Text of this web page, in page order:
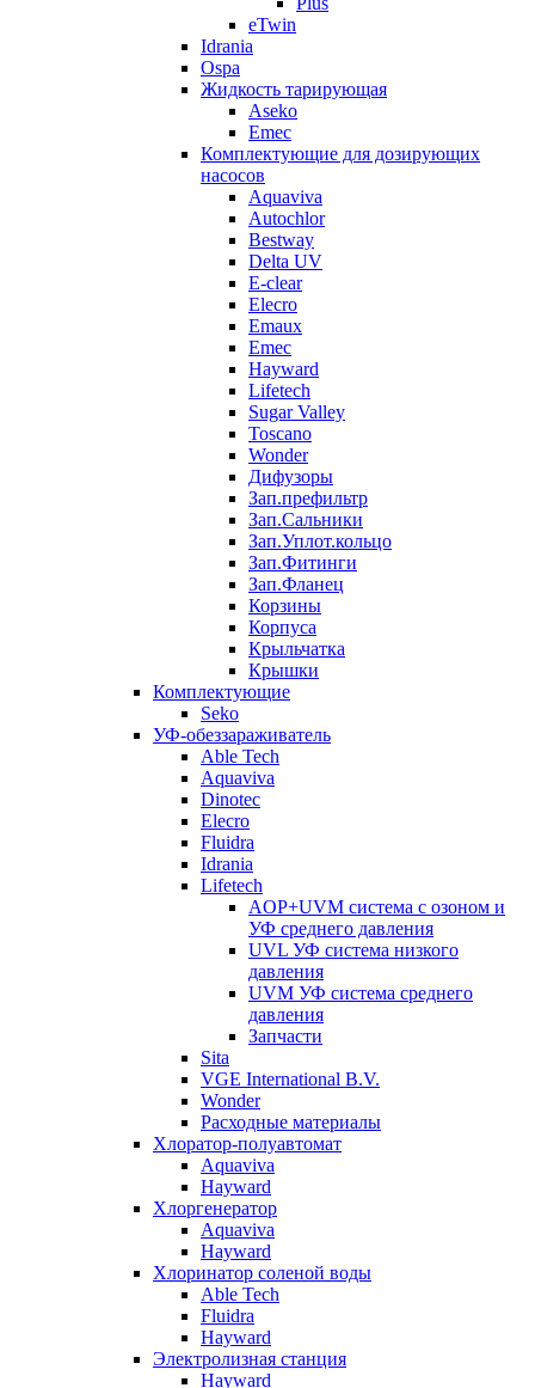
eTwin
Idrania
Ospa
Жидкость тарирующая
Aseko
Emec
Комплектующие для дозирующих
насосов
Aquaviva
Autochlor
Bestway
Delta UV
E-clear
Elecro
Emaux
Emec
Hayward
Lifetech
Sugar Valley
Toscano
Wonder
Дифузоры
Зап.префильтр
Зап.Сальники
Зап.Уплот.кольцо
Зап.Фитинги
Зап.Фланец
Корзины
Корпуcа
Крыльчатка
Крышки
Комплектующие
Seko
УФ-обеззараживатель
Able Tech
Aquaviva
Dinotec
Elecro
Fluidra
Idrania
Lifetech
AOP+UVM система с озоном и
УФ среднего давления
UVL УФ система низкого
давления
UVM УФ система среднего
давления
Запчасти
Sita
VGE International B.V.
Wonder
Расходные материалы
Хлоратор-полуавтомат
Aquaviva
Hayward
Хлоргенератор
Aquaviva
Hayward
Хлоринатор соленой воды
Able Tech
Fluidra
Hayward
Электролизная станция
Hayward